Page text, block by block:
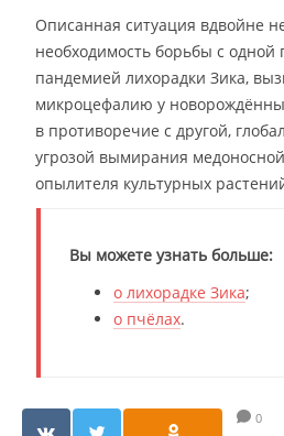
Описанная ситуация вдвойне
необходимость борьбы с одной
пандемией лихорадки Зика,
микроцефалию у
в противоречие с другой,
угрозой вымирания
опылителя культурных
Вы можете узнать больше:
о лихорадке Зика;
о пчёлах.
0